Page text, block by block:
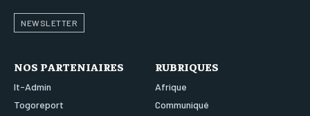
NEWSLETTER
NOS PARTENIAIRES
It-Admin
Togoreport
RUBRIQUES
Afrique
Communiqué